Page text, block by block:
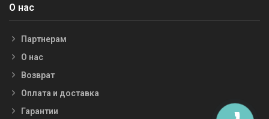
О нас
Партнерам
О нас
Возврат
Оплата и доставка
Гарантии